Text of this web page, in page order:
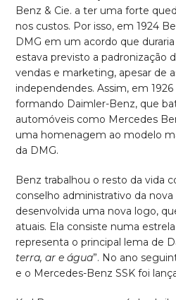
Benz & Cie. a ter uma forte
nos custos. Por isso, em 1924
DMG em um acordo que
estava previsto a padronização
vendas e marketing, apesar de
independendes. Assim, em
formando Daimler-Benz, que
automóveis como Mercedes
uma homenagem ao modelo
da DMG.
Benz trabalhou o resto da vida
conselho administrativo da
desenvolvida uma nova logo,
atuais. Ela consiste numa
representa o principal lema de
terra, ar e água”. No ano
e o Mercedes-Benz SSK foi